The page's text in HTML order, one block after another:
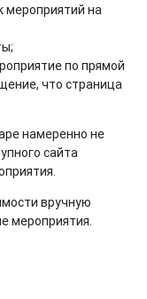
мероприятий на
по прямой
что страница
намеренно не
сайта
вручную
мероприятия.